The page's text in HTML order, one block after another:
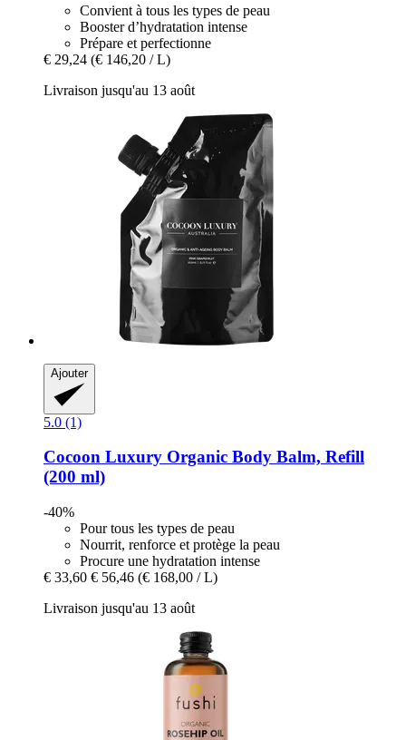
Convient à tous les types de peau
Booster d’hydratation intense
Prépare et perfectionne
€ 29,24 (€ 146,20 / L)
Livraison jusqu'au 13 août
Ajouter
5.0 (1)
Cocoon Luxury Organic Body Balm, Refill
(200 ml)
-40%
Pour tous les types de peau
Nourrit, renforce et protège la peau
Procure une hydratation intense
€ 33,60 € 56,46 (€ 168,00 / L)
Livraison jusqu'au 13 août